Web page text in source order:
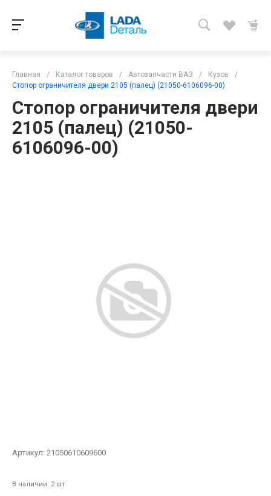
Главная / Каталог товаров / Автозапчасти ВАЗ / Кузов
/
Стопор ограничителя двери 2105 (палец) (21050-6106096-00)
Стопор ограничителя двери
2105 (палец) (21050-
6106096-00)
Артикул: 21050610609600
В наличии: 2 шт